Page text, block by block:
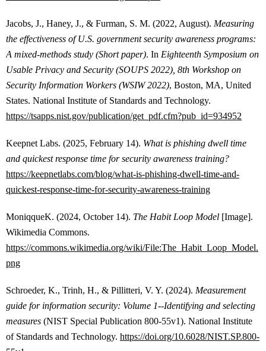
Jacobs, J., Haney, J., & Furman, S. M. (2022, August). Measuring
the effectiveness of U.S. government security awareness programs:
A mixed-methods study (Short paper). In Eighteenth Symposium on
Usable Privacy and Security (SOUPS 2022), 8th Workshop on
Security Information Workers (WSIW 2022), Boston, MA, United
States. National Institute of Standards and Technology.
https://tsapps.nist.gov/publication/get_pdf.cfm?pub_id=934952
Keepnet Labs. (2025, February 14). What is phishing dwell time
and quickest response time for security awareness training?
https://keepnetlabs.com/blog/what-is-phishing-dwell-time-and-
quickest-response-time-for-security-awareness-training
MoniqqueK. (2024, October 14). The Habit Loop Model [Image].
Wikimedia Commons.
https://commons.wikimedia.org/wiki/File:The_Habit_Loop_Model.
png
Schroeder, K., Trinh, H., & Pillitteri, V. Y. (2024). Measurement
guide for information security: Volume 1--Identifying and selecting
measures (NIST Special Publication 800-55v1). National Institute
of Standards and Technology. https://doi.org/10.6028/NIST.SP.800-